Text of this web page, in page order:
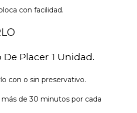
con facilidad.
Placer 1 Unidad.
con o sin preservativo.
de 30 minutos por cada